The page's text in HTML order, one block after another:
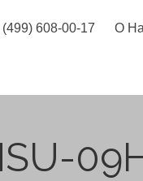
608-00-17 О